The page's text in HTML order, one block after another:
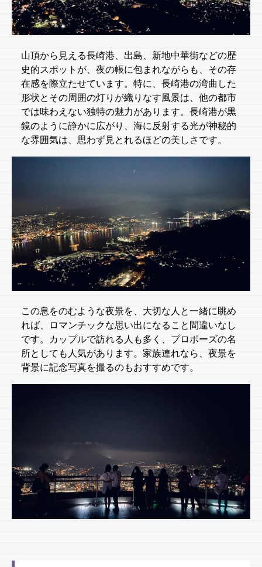
山頂から見える長崎港、出島、新地中華街などの歴
史的スポットが、夜の帳に包まれながらも、その存
在感を際立たせています。特に、長崎港の湾曲した
形状とその周囲の灯りが織りなす風景は、他の都市
では味わえない独特の魅力があります。長崎港が黒
鏡のように静かに広がり、海に反射する光が神秘的
な雰囲気は、思わず見とれるほどの美しさです。
この息をのむような夜景を、大切な人と一緒に眺め
れば、ロマンチックな思い出になること間違いなし
です。カップルで訪れる人も多く、プロポーズの名
所としても人気があります。家族連れなら、夜景を
背景に記念写真を撮るのもおすすめです。